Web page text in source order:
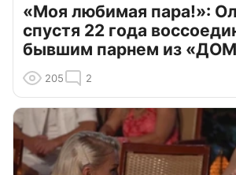
«Моя любимая пара!»:
спустя 22 года
бывшим парнем из
205 2